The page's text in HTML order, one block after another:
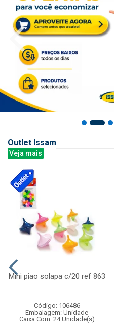
Outlet Issam
Veja mais
Mini piao solapa c/20 ref 863
Código: 106486
Embalagem: Unidade
Caixa Com: 24 Unidade(s)